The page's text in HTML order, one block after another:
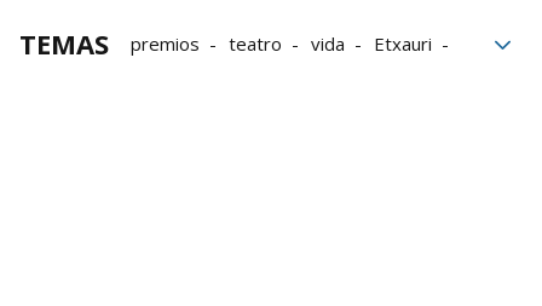
TEMAS premios teatro vida
Etxauri